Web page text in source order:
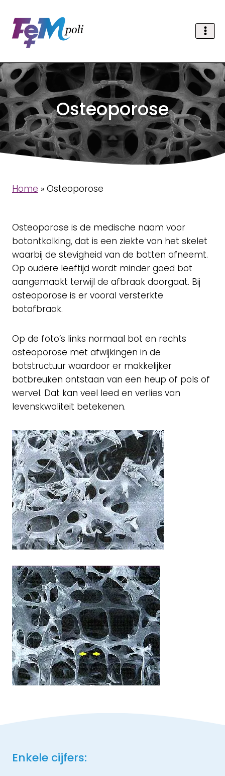
naar
inhoud
Osteoporose
Home » Osteoporose
Osteoporose is de medische naam voor
botontkalking, dat is een ziekte van het skelet
waarbij de stevigheid van de botten afneemt.
Op oudere leeftijd wordt minder goed bot
aangemaakt terwijl de afbraak doorgaat. Bij
osteoporose is er vooral versterkte
botafbraak.
Op de foto’s links normaal bot en rechts
osteoporose met afwijkingen in de
botstructuur waardoor er makkelijker
botbreuken ontstaan van een heup of pols of
wervel. Dat kan veel leed en verlies van
levenskwaliteit betekenen.
Enkele cijfers: